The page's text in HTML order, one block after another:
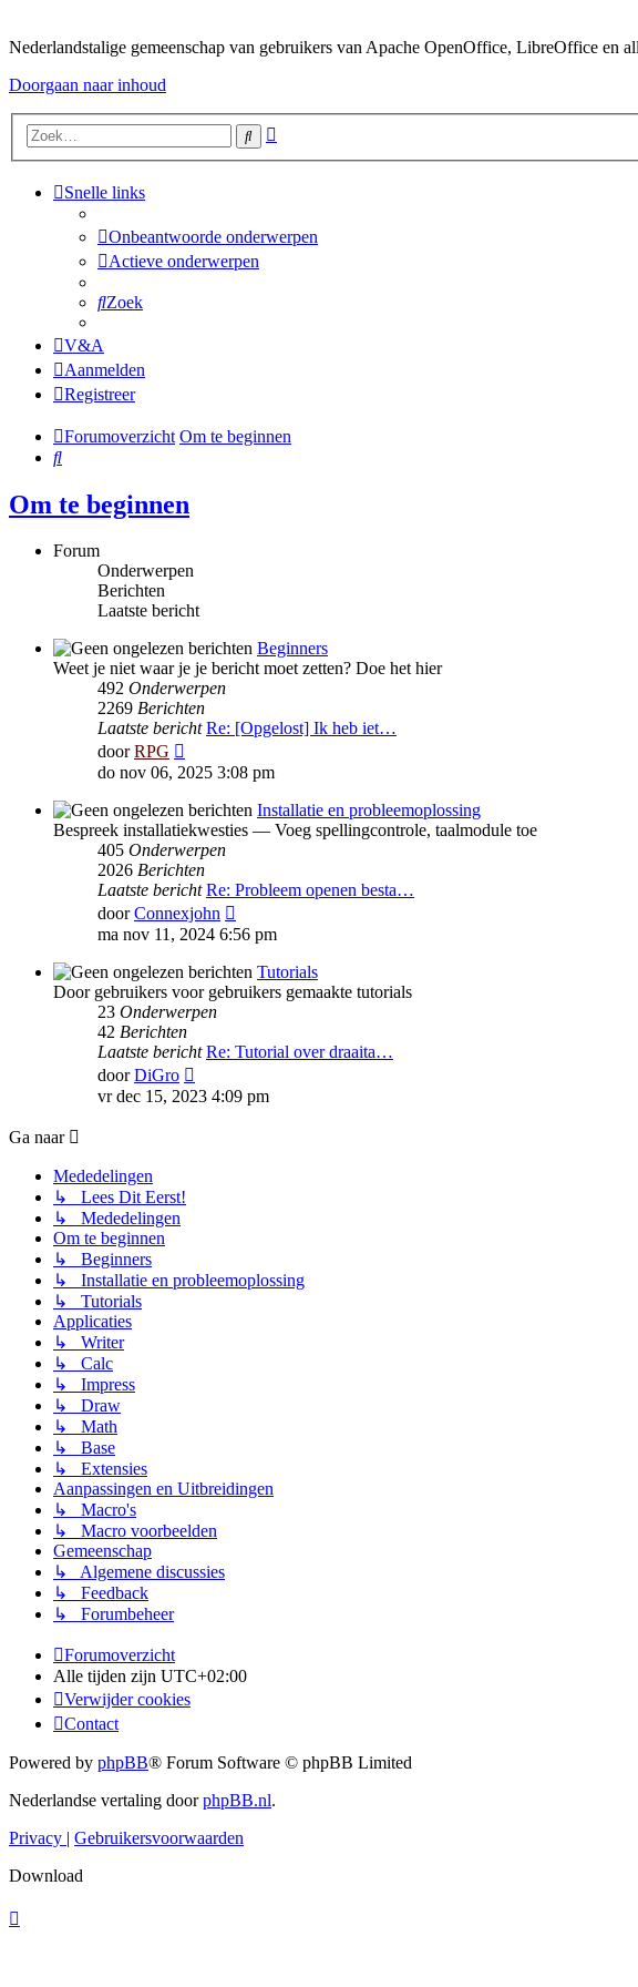
Nederlandstalige gemeenschap van gebruikers van Apache OpenOffice, LibreOffice en
Doorgaan naar inhoud
Zoek
Snelle links
Onbeantwoorde onderwerpen
Actieve onderwerpen
Zoek
V&A
Aanmelden
Registreer
Forumoverzicht Om te beginnen
Zoek
Om te beginnen
Forum
Onderwerpen
Berichten
Laatste bericht
Beginners
Weet je niet waar je je bericht moet zetten? Doe het hier
492 Onderwerpen
2269 Berichten
Laatste bericht Re: [Opgelost] Ik heb iet…
doorRPG
laatste
do nov 06, 2025 3:08 pm
Installatie en probleemoplossing
Bespreek installatiekwesties — Voeg spellingcontrole, taalmodule toe
405 Onderwerpen
2026 Berichten
Laatste bericht Re: Probleem openen besta…
doorConnexjohn
laatste
bericht
ma nov 11, 2024 6:56 pm
Tutorials
Door gebruikers voor gebruikers gemaakte tutorials
23 Onderwerpen
42 Berichten
Laatste bericht Re: Tutorial over draaita…
doorDiGro
laatste
vr dec 15, 2023 4:09 pm
Ga naar
Mededelingen
↳ Lees Dit Eerst!
↳ Mededelingen
Om te beginnen
↳ Beginners
↳ Installatie en probleemoplossing
↳ Tutorials
Applicaties
↳ Writer
↳ Calc
↳ Impress
↳ Draw
↳ Math
↳ Base
↳ Extensies
Aanpassingen en Uitbreidingen
↳ Macro's
↳ Macro voorbeelden
Gemeenschap
↳ Algemene discussies
↳ Feedback
↳ Forumbeheer
Forumoverzicht
Alle tijden zijn UTC+02:00
Verwijder cookies
Contact
Powered by phpBB® Forum Software © phpBB Limited
Nederlandse vertaling doorphpBB.nl.
Privacy | Gebruikersvoorwaarden
Download